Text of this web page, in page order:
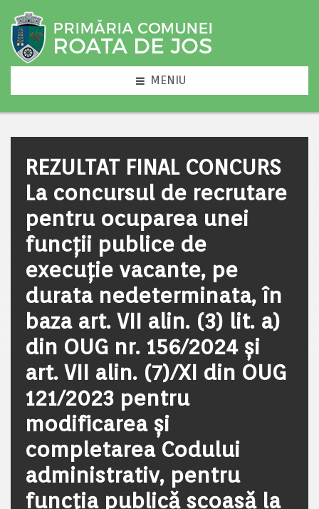
MENIU
REZULTAT FINAL CONCURS
La concursul de recrutare
pentru ocuparea unei
funcţii publice de
execuţie vacante, pe
durata nedeterminata, în
baza art. VII alin. (3) lit. a)
din OUG nr. 156/2024 și
art. VII alin. (7)/XI din OUG
121/2023 pentru
modificarea și
completarea Codului
administrativ, pentru
funcția publică scoasă la